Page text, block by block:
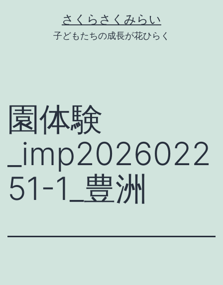
さくらさくみらい
子どもたちの成長が花ひらく
園体験
_imp2026022
51-1_豊洲